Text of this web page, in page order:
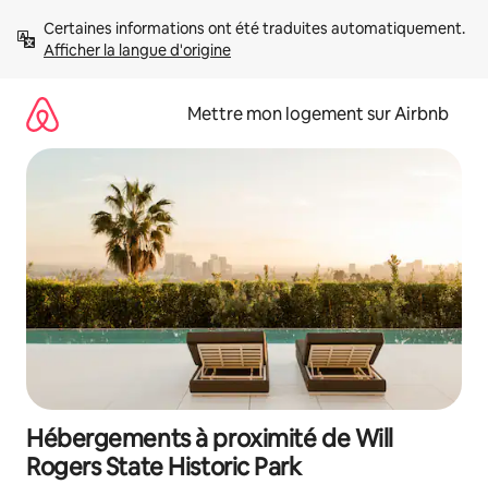
directement
Afficher la langue d'origine
Mettre mon logement sur Airbnb
Hébergements à proximité de Will
Rogers State Historic Park